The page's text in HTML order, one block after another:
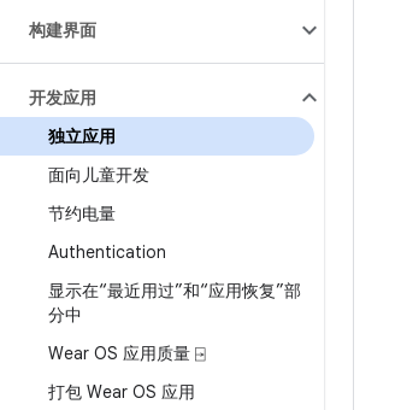
构建界面
开发应用
独立应用
面向儿童开发
节约电量
Authentication
显示在“最近用过”和“应用恢复”部
分中
Wear OS 应用质量 ⍈
打包 Wear OS 应用